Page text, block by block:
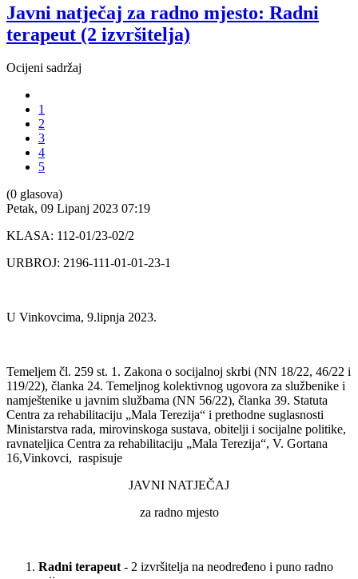
Javni natječaj za radno mjesto: Radni
terapeut (2 izvršitelja)
Ocijeni sadržaj
1
2
3
4
5
(0 glasova)
Petak, 09 Lipanj 2023 07:19
KLASA: 112-01/23-02/2
URBROJ: 2196-111-01-01-23-1
U Vinkovcima, 9.lipnja 2023.
Temeljem čl. 259 st. 1. Zakona o socijalnoj skrbi (NN 18/22, 46/22 i
119/22), članka 24. Temeljnog kolektivnog ugovora za službenike i
namještenike u javnim službama (NN 56/22), članka 39. Statuta
Centra za rehabilitaciju „Mala Terezija“ i prethodne suglasnosti
Ministarstva rada, mirovinskoga sustava, obitelji i socijalne politike,
ravnateljica Centra za rehabilitaciju „Mala Terezija“, V. Gortana
16,Vinkovci, raspisuje
JAVNI NATJEČAJ
za radno mjesto
Radni terapeut- 2 izvršitelja na neodređeno i puno radno